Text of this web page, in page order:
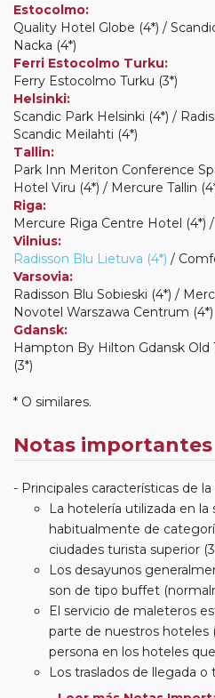
Estocolmo:
Quality Hotel Globe (4*) /
Nacka (4*)
Ferri Estocolmo Turku:
Ferry Estocolmo Turku (3*)
Helsinki:
Scandic Park Helsinki (4*) /
Scandic Meilahti (4*)
Tallin:
Park Inn Meriton Conference
Hotel Viru (4*) / Mercure Tallin
Riga:
Mercure Riga Centre Hotel (4*)
Vilnius:
Radisson Blu Lietuva (4*) /
Varsovia:
Radisson Blu Sobieski (4*) /
Novotel Warszawa Centrum (4*)
Gdansk:
Hampton By Hilton Gdansk Old
(3*)
* O similares.
Notas importantes
Principales características de la
La hotelería utilizada en la
habitualmente de
ciudades turista superior
Los desayunos
son de tipo buffet
El servicio de maleteros
parte de nuestros hoteles
persona en los hoteles
Los traslados de llegada o
estarán incluidos según